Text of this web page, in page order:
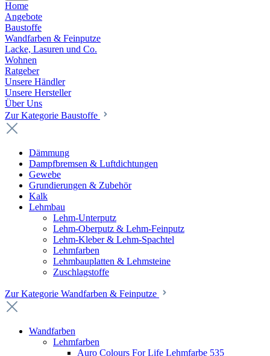
Home
Angebote
Baustoffe
Wandfarben & Feinputze
Lacke, Lasuren und Co.
Wohnen
Ratgeber
Unsere Händler
Unsere Hersteller
Über Uns
Zur Kategorie Baustoffe
Dämmung
Dampfbremsen & Luftdichtungen
Gewebe
Grundierungen & Zubehör
Kalk
Lehmbau
Lehm-Unterputz
Lehm-Oberputz & Lehm-Feinputz
Lehm-Kleber & Lehm-Spachtel
Lehmfarben
Lehmbauplatten & Lehmsteine
Zuschlagstoffe
Zur Kategorie Wandfarben & Feinputze
Wandfarben
Lehmfarben
Auro Colours For Life Lehmfarbe 535